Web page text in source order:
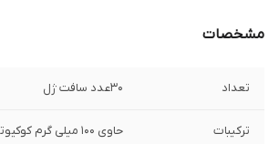
مشخصات
تعداد 30عدد سافت ژل
ترکیبات